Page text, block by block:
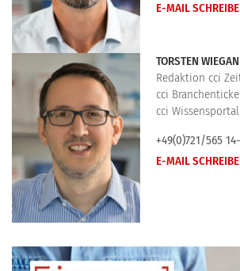
E-MAIL
TORSTEN
Redaktion cci
cci
cci Wissensportal
+49(0)721/565
E-MAIL